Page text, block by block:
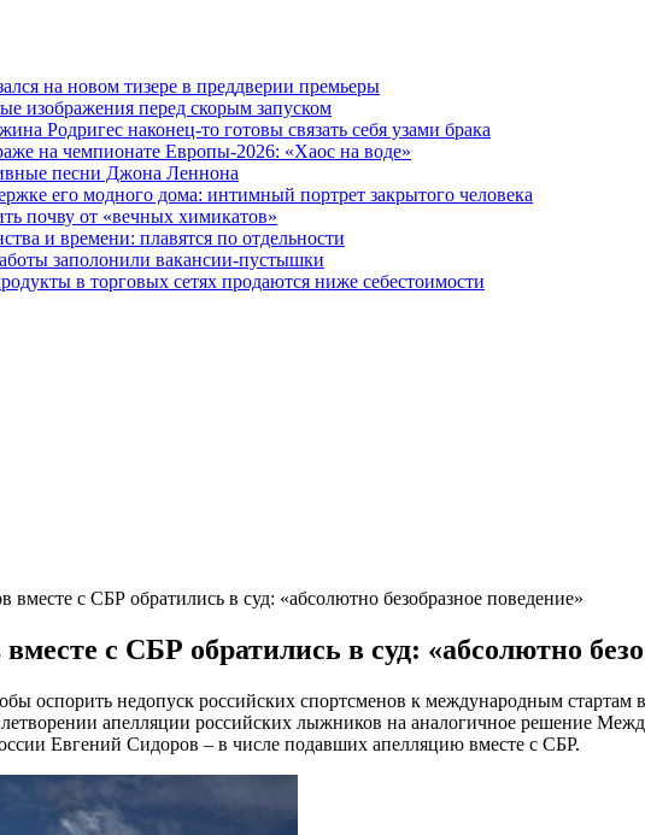
на новом тизере в преддверии премьеры
изображения перед скорым запуском
Родригес наконец-то готовы связать себя узами брака
на чемпионате Европы-2026: «Хаос на воде»
песни Джона Леннона
его модного дома: интимный портрет закрытого человека
почву от «вечных химикатов»
и времени: плавятся по отдельности
заполонили вакансии-пустышки
в торговых сетях продаются ниже себестоимости
с СБР обратились в суд: «абсолютно безобразное поведение»
с СБР обратились в суд: «абсолютно
оспорить недопуск российских спортсменов к международным стартам
апелляции российских лыжников на аналогичное решение
Евгений Сидоров – в числе подавших апелляцию вместе с СБР.